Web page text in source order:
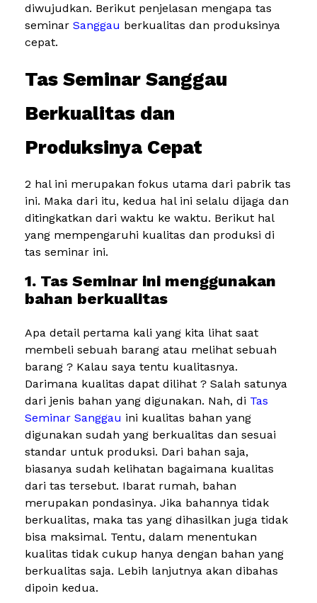
diwujudkan. Berikut penjelasan mengapa tas
seminar Sanggau berkualitas dan produksinya
cepat.
Tas Seminar Sanggau
Berkualitas dan
Produksinya Cepat
2 hal ini merupakan fokus utama dari pabrik tas
ini. Maka dari itu, kedua hal ini selalu dijaga dan
ditingkatkan dari waktu ke waktu. Berikut hal
yang mempengaruhi kualitas dan produksi di
tas seminar ini.
1. Tas Seminar ini menggunakan
bahan berkualitas
Apa detail pertama kali yang kita lihat saat
membeli sebuah barang atau melihat sebuah
barang ? Kalau saya tentu kualitasnya.
Darimana kualitas dapat dilihat ? Salah satunya
dari jenis bahan yang digunakan. Nah, di Tas
Seminar Sanggau ini kualitas bahan yang
digunakan sudah yang berkualitas dan sesuai
standar untuk produksi. Dari bahan saja,
biasanya sudah kelihatan bagaimana kualitas
dari tas tersebut. Ibarat rumah, bahan
merupakan pondasinya. Jika bahannya tidak
berkualitas, maka tas yang dihasilkan juga tidak
bisa maksimal. Tentu, dalam menentukan
kualitas tidak cukup hanya dengan bahan yang
berkualitas saja. Lebih lanjutnya akan dibahas
dipoin kedua.